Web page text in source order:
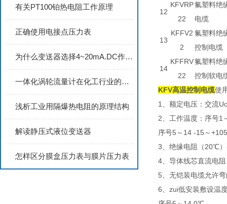
有关PT100铂热电阻工作原理
正确使用电接点压力表
为什么变送器选择4~20mA.DC作传送信号？
一体化涡轮流量计在化工行业的具体应用
浅析工业用隔爆热电阻的原理结构
解读静压式液位变送器
怎样区分膜盒压力表与膜片压力表
12
KFVRP
22
氟塑料绝
电缆
13
KFFV2
2
氟塑料绝
控制电缆
14
KFFRV
22
氟塑料绝
控制软电
KFV高温控制电缆使
1、额定电压：交流
2、工作温度：序号
序号5～14 -15～
3、绝缘电阻（20℃
4、导体线芯直流电
5、无铠装电缆允许
6、zui低安装敷设温